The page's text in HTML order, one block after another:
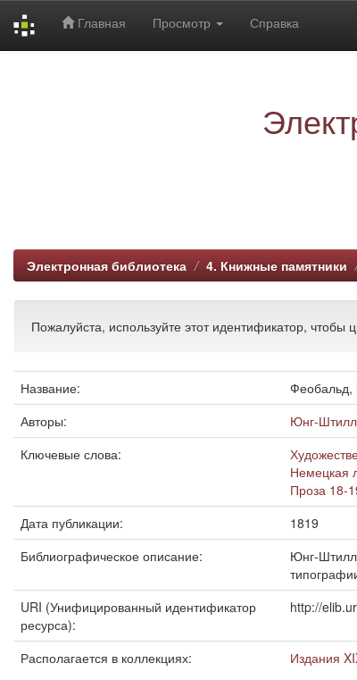
Главная Просмотр Справка
Электронная библиотека 4. Книжные памятники
Пожалуйста, используйте этот идентификатор, чтобы
Название:
Феобальд,
Авторы:
Юнг-
Ключевые слова:
Немецкая
Проза 18-
Дата публикации:
1819
Библиографическое описание:
Юнг-
URI (Унифицированный идентификатор
ресурса):
http://
Располагается в коллекциях: Издания